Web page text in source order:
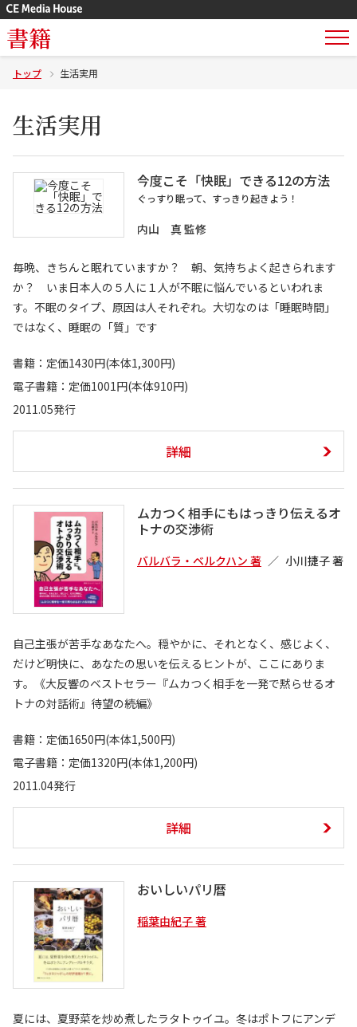
書籍
トップ 生活実用
生活実用
今度こそ「快眠」できる12の方法
ぐっすり眠って、すっきり起きよう！
内山 真 監修
毎晩、きちんと眠れていますか？ 朝、気持ちよく起きられます
か？ いま日本人の５人に１人が不眠に悩んでいるといわれま
す。不眠のタイプ、原因は人それぞれ。大切なのは「睡眠時間」
ではなく、睡眠の「質」です
書籍：定価1430円(本体1,300円)
電子書籍：定価1001円(本体910円)
2011.05発行
詳細
ムカつく相手にもはっきり伝えるオ
トナの交渉術
バルバラ・ベルクハン 著 小川捷子 著
自己主張が苦手なあなたへ。穏やかに、それとなく、感じよく、
だけど明快に、あなたの思いを伝えるヒントが、ここにありま
す。《大反響のベストセラー『ムカつく相手を一発で黙らせるオ
トナの対話術』待望の続編》
書籍：定価1650円(本体1,500円)
電子書籍：定価1320円(本体1,200円)
2011.04発行
詳細
おいしいパリ暦
稲葉由紀子 著
夏には、夏野菜を炒め煮したラタトゥイユ。冬はポトフにアンデ